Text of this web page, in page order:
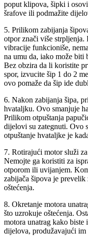
poput klipova, šipki i
šrafove ili podmažite
5. Prilikom zabijanja
otpor znači više
vibracije funkcioniše,
na umu da, iako može biti
Bez obzira da li koristite
spor, izvucite šip 1 do 2
ovo pomaže da šip ide
6. Nakon zabijanja šipa,
hvataljku. Ovo smanjuje
Prilikom otpuštanja
dijelovi su zategnuti. Ovo
otpuštanje hvataljke je
7. Rotirajući motor služi
Nemojte ga koristiti za
otporom ili uvijanjem.
zabijača šipova je
oštećenja.
8. Okretanje motora
što uzrokuje oštećenja.
motora unatrag kako biste
dijelova, produžavajući im